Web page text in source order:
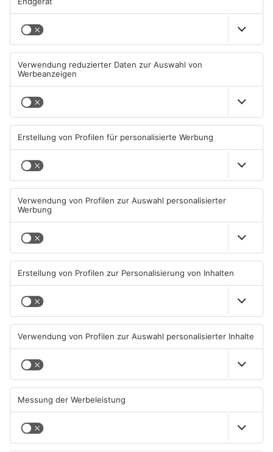
Wohnhausbrand in Maintal:
Zwei Menschen verletzt
06.08.2026, 15:42 UHR IN MAIN-
Gute Nachrichten für Pendler
Hanau
Wächtersbacher
Schwimmbad bleibt heute
geschlossen
05.08.2026, 07:31 UHR IN MAIN-
KINZIG-KREIS
TOPNEWS
02.08.2026, 08:33 UHR IN MAIN-
KINZIG-KREIS
Gleisarbeiten sollen